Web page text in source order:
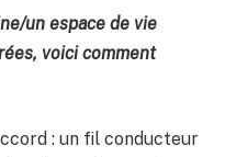
un espace de vie
voici comment
: un fil conducteur